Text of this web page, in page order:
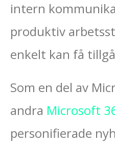
intern
produktiv
enkelt kan få
Som en del av
andra Microsoft
personifierade